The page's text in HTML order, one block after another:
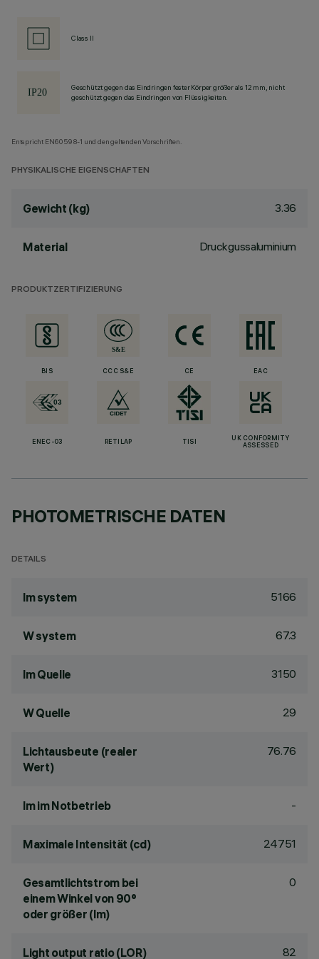
Class II
Geschützt gegen das Eindringen fester Körper größer als 12 mm, nicht
geschützt gegen das Eindringen von Flüssigkeiten.
Entspricht EN60598-1 und den geltenden Vorschriften.
PHYSIKALISCHE EIGENSCHAFTEN
Gewicht (kg) 3.36
Material Druckgussaluminium
PRODUKTZERTIFIZIERUNG
BIS CCC S&E CE EAC
ENEC-03 RETILAP TISI
UK CONFORMITY
ASSESSED
PHOTOMETRISCHE DATEN
DETAILS
lm system 5166
W system 67.3
lm Quelle 3150
W Quelle 29
Lichtausbeute (realer
Wert)
76.76
lm im Notbetrieb -
Maximale Intensität (cd) 24751
Gesamtlichtstrom bei
einem Winkel von 90°
oder größer (lm)
0
Light output ratio (LOR) 82